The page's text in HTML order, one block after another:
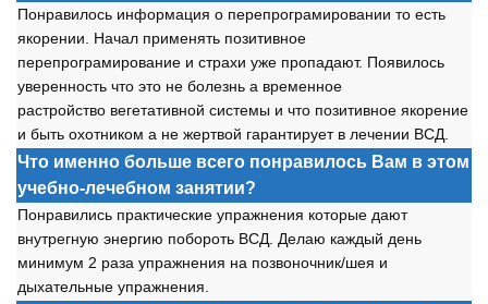
Понравилось информация о перепрограмировании то есть
якорении. Начал применять позитивное
перепрограмирование и страхи уже пропадают. Появилось
уверенность что это не болезнь а временное
растройство вегетативной системы и что позитивное якорение
и быть охотником а не жертвой гарантирует в лечении ВСД.
Что именно больше всего понравилось Вам в этом
учебно-лечебном занятии?
Понравились практические упражнения которые дают
внутрегную энергию побороть ВСД. Делаю каждый день
минимум 2 раза упражнения на позвоночник/шея и
дыхательные упражнения.